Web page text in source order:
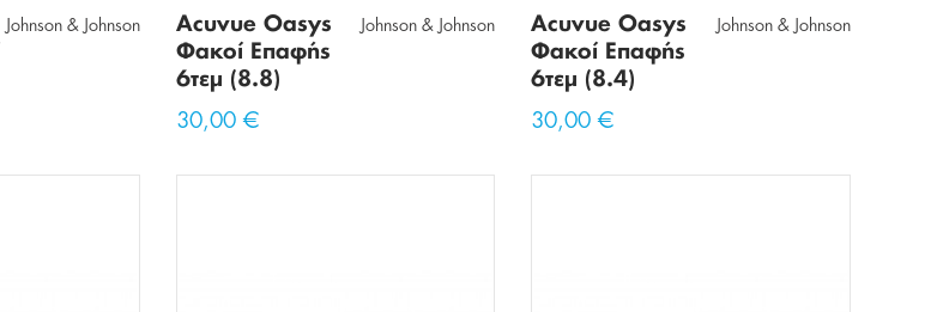
Johnson & Johnson
Acuvue Oasys
Φακοί Επαφής
6τεμ (8.8)
Johnson & Johnson
30,00 €
Acuvue Oasys
Φακοί Επαφής
6τεμ (8.4)
Johnson & Johnson
30,00 €